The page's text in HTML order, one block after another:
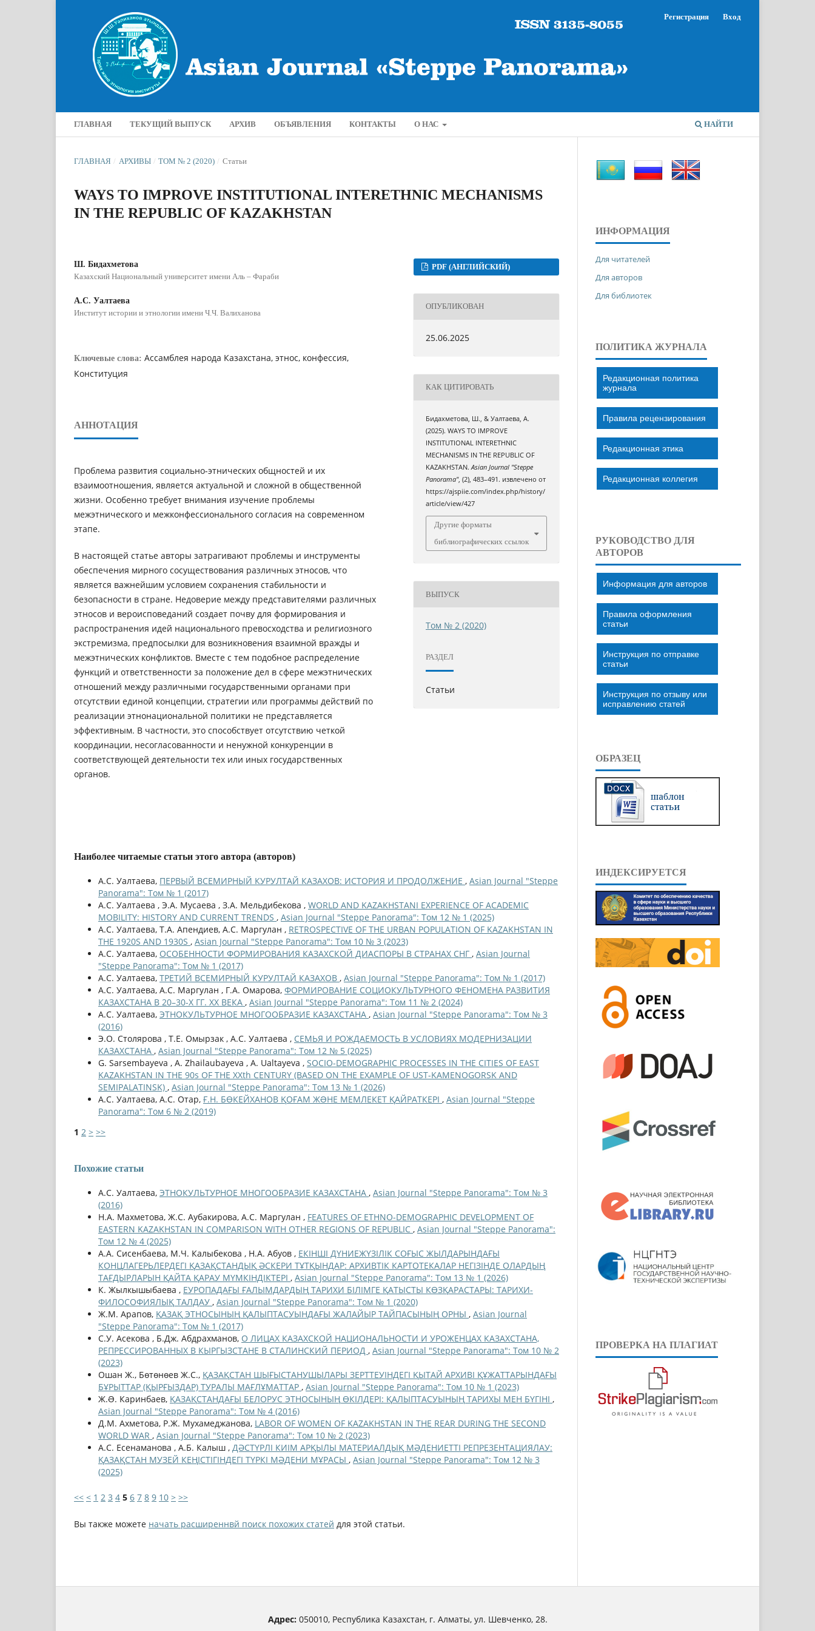
ГЛАВНАЯ ТЕКУЩИЙ ВЫПУСК АРХИВ ОБЪЯВЛЕНИЯ КОНТАКТЫ О НАС НАЙТИ
Регистрация Вход
ГЛАВНАЯ / АРХИВЫ / ТОМ № 2 (2020) / Статьи
WAYS TO IMPROVE INSTITUTIONAL INTERETHNIC MECHANISMS
IN THE REPUBLIC OF KAZAKHSTAN
Ш. Бидахметова
Казахский Национальный университет имени Аль – Фараби
А.С. Уалтаева
Институт истории и этнологии имени Ч.Ч. Валиханова
Ключевые слова: Ассамблея народа Казахстана, этнос, конфессия,
Конституция
АННОТАЦИЯ
Проблема развития социально-этнических общностей и их
взаимоотношения, является актуальной и сложной в общественной
жизни. Особенно требует внимания изучение проблемы
межэтнического и межконфессионального согласия на современном
этапе.
В настоящей статье авторы затрагивают проблемы и инструменты
обеспечения мирного сосуществования различных этносов, что
является важнейшим условием сохранения стабильности и
безопасности в стране. Недоверие между представителями различных
этносов и вероисповеданий создает почву для формирования и
распространения идей национального превосходства и религиозного
экстремизма, предпосылки для возникновения взаимной вражды и
межэтнических конфликтов. Вместе с тем подобное распределение
функций и ответственности за положение дел в сфере межэтнических
отношений между различными государственными органами при
отсутствии единой концепции, стратегии или программы действий по
реализации этнонациональной политики не представляется
эффективным. В частности, это способствует отсутствию четкой
координации, несогласованности и ненужной конкуренции в
соответствующей деятельности тех или иных государственных
органов.
PDF (АНГЛИЙСКИЙ)
ОПУБЛИКОВАН
25.06.2025
КАК ЦИТИРОВАТЬ
Бидахметова, Ш., & Уалтаева, А.
(2025). WAYS TO IMPROVE
INSTITUTIONAL INTERETHNIC
MECHANISMS IN THE REPUBLIC OF
KAZAKHSTAN.Asian Journal "Steppe
Panorama", (2), 483–491. извлечено от
https://ajspiie.com/index.php/history/
article/view/427
Другие форматы
библиографических ссылок
ВЫПУСК
Том № 2 (2020)
РАЗДЕЛ
Статьи
Наиболее читаемые статьи этого автора (авторов)
А.С. Уалтаева, ПЕРВЫЙ ВСЕМИРНЫЙ КУРУЛТАЙ КАЗАХОВ: ИСТОРИЯ И ПРОДОЛЖЕНИЕ , Asian Journal "Steppe
Panorama": Том № 1 (2017)
А.С. Уалтаева , Э.А. Мусаева , З.А. Мельдибекова , WORLD AND KAZAKHSTANI EXPERIENCE OF ACADEMIC
MOBILITY: HISTORY AND CURRENT TRENDS , Asian Journal "Steppe Panorama": Том 12 № 1 (2025)
А.С. Уалтаева, Т.А. Апендиев, А.С. Маргулан , RETROSPECTIVE OF THE URBAN POPULATION OF KAZAKHSTAN IN
THE 1920S AND 1930S , Asian Journal "Steppe Panorama": Том 10 № 3 (2023)
А.С. Уалтаева, ОСОБЕННОСТИ ФОРМИРОВАНИЯ КАЗАХСКОЙ ДИАСПОРЫ В СТРАНАХ СНГ , Asian Journal
"Steppe Panorama": Том № 1 (2017)
А.С. Уалтаева, ТРЕТИЙ ВСЕМИРНЫЙ КУРУЛТАЙ КАЗАХОВ , Asian Journal "Steppe Panorama": Том № 1 (2017)
А.С. Уалтаева, А.С. Маргулан , Г.А. Омарова, ФОРМИРОВАНИЕ СОЦИОКУЛЬТУРНОГО ФЕНОМЕНА РАЗВИТИЯ
КАЗАХСТАНА В 20–30-Х ГГ. XX ВЕКА , Asian Journal "Steppe Panorama": Том 11 № 2 (2024)
А.С. Уалтаева, ЭТНОКУЛЬТУРНОЕ МНОГООБРАЗИЕ КАЗАХСТАНА , Asian Journal "Steppe Panorama": Том № 3
(2016)
Э.О. Столярова , Т.Е. Омырзак , А.С. Уалтаева , СЕМЬЯ И РОЖДАЕМОСТЬ В УСЛОВИЯХ МОДЕРНИЗАЦИИ
КАЗАХСТАНА , Asian Journal "Steppe Panorama": Том 12 № 5 (2025)
G. Sarsembayeva , A. Zhailaubayeva , A. Ualtayeva , SOCIO-DEMOGRAPHIC PROCESSES IN THE CITIES OF EAST
KAZAKHSTAN IN THE 90s OF THE ХХth CENTURY (BASED ON THE EXAMPLE OF UST-KAMENOGORSK AND
SEMIPALATINSK) , Asian Journal "Steppe Panorama": Том 13 № 1 (2026)
А.С. Уалтаева, А.С. Отар, Ғ.Н. БӨКЕЙХАНОВ ҚОҒАМ ЖƏНЕ МЕМЛЕКЕТ ҚАЙРАТКЕРІ , Asian Journal "Steppe
Panorama": Том 6 № 2 (2019)
1 2 > >>
Похожие статьи
А.С. Уалтаева, ЭТНОКУЛЬТУРНОЕ МНОГООБРАЗИЕ КАЗАХСТАНА , Asian Journal "Steppe Panorama": Том № 3
(2016)
Н.А. Махметова, Ж.С. Аубакирова, А.С. Маргулан , FEATURES OF ETHNO-DEMOGRAPHIC DEVELOPMENT OF
EASTERN KAZAKHSTAN IN COMPARISON WITH OTHER REGIONS OF REPUBLIC , Asian Journal "Steppe Panorama":
Том 12 № 4 (2025)
А.А. Сисенбаева, М.Ч. Калыбекова , Н.А. Абуов , ЕКІНШІ ДҮНИЕЖҮЗІЛІК СОҒЫС ЖЫЛДАРЫНДАҒЫ
КОНЦЛАГЕРЬЛЕРДЕГІ ҚАЗАҚСТАНДЫҚ ӘСКЕРИ ТҰТҚЫНДАР: АРХИВТІК КАРТОТЕКАЛАР НЕГІЗІНДЕ ОЛАРДЫҢ
ТАҒДЫРЛАРЫН ҚАЙТА ҚАРАУ МҮМКІНДІКТЕРІ , Asian Journal "Steppe Panorama": Том 13 № 1 (2026)
К. Жылкышыбаева , ЕУРОПАДАҒЫ ҒАЛЫМДАРДЫҢ ТАРИХИ БІЛІМГЕ ҚАТЫСТЫ КӨЗҚАРАСТАРЫ: ТАРИХИ-
ФИЛОСОФИЯЛЫҚ ТАЛДАУ , Asian Journal "Steppe Panorama": Том № 1 (2020)
Ж.М. Арапов, ҚАЗАҚ ЭТНОСЫНЫҢ ҚАЛЫПТАСУЫНДАҒЫ ЖАЛАЙЫР ТАЙПАСЫНЫҢ ОРНЫ , Asian Journal
"Steppe Panorama": Том № 1 (2017)
С.У. Асекова , Б.Дж. Абдрахманов, О ЛИЦАХ КАЗАХСКОЙ НАЦИОНАЛЬНОСТИ И УРОЖЕНЦАХ КАЗАХСТАНА,
РЕПРЕССИРОВАННЫХ В КЫРГЫЗСТАНЕ В СТАЛИНСКИЙ ПЕРИОД , Asian Journal "Steppe Panorama": Том 10 № 2
(2023)
Ошан Ж., Бөтөнөев Ж.С., ҚАЗАҚСТАН ШЫҒЫСТАНУШЫЛАРЫ ЗЕРТТЕУІНДЕГІ ҚЫТАЙ АРХИВІ ҚҰЖАТТАРЫНДАҒЫ
БҰРЫТТАР (ҚЫРҒЫЗДАР) ТУРАЛЫ МАҒЛҰМАТТАР , Asian Journal "Steppe Panorama": Том 10 № 1 (2023)
Ж.Ə. Каринбаев, ҚАЗАҚСТАНДАҒЫ БЕЛОРУС ЭТНОСЫНЫҢ ӨКІЛДЕРІ: ҚАЛЫПТАСУЫНЫҢ ТАРИХЫ МЕН БҮГІНІ ,
Asian Journal "Steppe Panorama": Том № 4 (2016)
Д.М. Ахметова, Р.Ж. Мухамеджанова, LABOR OF WOMEN OF KAZAKHSTAN IN THE REAR DURING THE SECOND
WORLD WAR , Asian Journal "Steppe Panorama": Том 10 № 2 (2023)
А.С. Есенаманова , А.Б. Калыш , ДӘСТҮРЛІ КИІМ АРҚЫЛЫ МАТЕРИАЛДЫҚ МӘДЕНИЕТТІ РЕПРЕЗЕНТАЦИЯЛАУ:
ҚАЗАҚСТАН МУЗЕЙ КЕҢІСТІГІНДЕГІ ТҮРКІ МӘДЕНИ МҰРАСЫ , Asian Journal "Steppe Panorama": Том 12 № 3
(2025)
<< < 1 2 3 4 5 6 7 8 9 10 > >>
Вы также можете начать расширеннвй поиск похожих статей для этой статьи.
ИНФОРМАЦИЯ
Для читателей
Для авторов
Для библиотек
ПОЛИТИКА ЖУРНАЛА
Редакционная политика
журнала
Правила рецензирования
Редакционная этика
Редакционная коллегия
РУКОВОДСТВО ДЛЯ
АВТОРОВ
Информация для авторов
Правила оформления
статьи
Инструкция по отправке
статьи
Инструкция по отзыву или
исправлению статей
ОБРАЗЕЦ
ИНДЕКСИРУЕТСЯ
ПРОВЕРКА НА ПЛАГИАТ
Адрес:050010, Республика Казахстан, г. Алматы, ул. Шевченко, 28.